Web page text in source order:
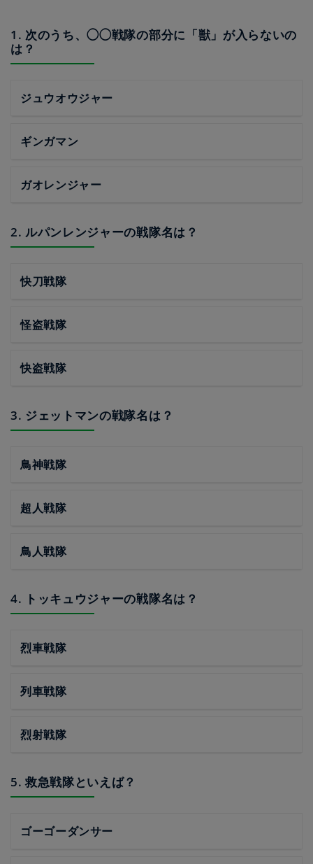
1. 次のうち、◯◯戦隊の部分に「獣」が入らないの
は？
ジュウオウジャー
ギンガマン
ガオレンジャー
2. ルパンレンジャーの戦隊名は？
快刀戦隊
怪盗戦隊
快盗戦隊
3. ジェットマンの戦隊名は？
鳥神戦隊
超人戦隊
鳥人戦隊
4. トッキュウジャーの戦隊名は？
烈車戦隊
列車戦隊
烈射戦隊
5. 救急戦隊といえば？
ゴーゴーダンサー